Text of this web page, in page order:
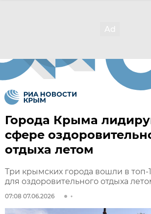
Города Крыма
сфере
отдыха летом
Три крымских города вошли в топ-
для оздоровительного отдыха
07:08 07.06.2026